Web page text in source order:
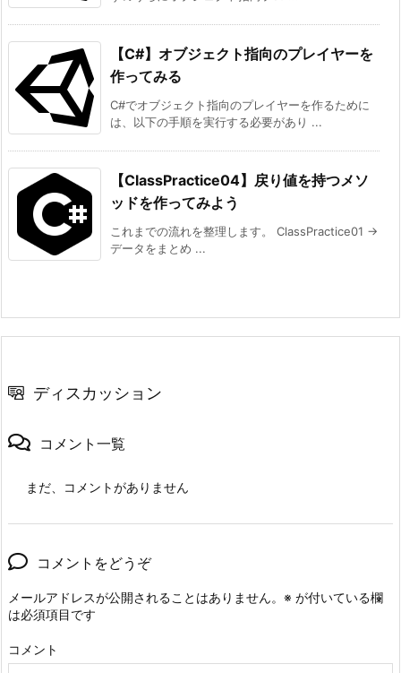
【C#】オブジェクト指向のプレイヤーを
作ってみる
C#でオブジェクト指向のプレイヤーを作るために
は、以下の手順を実行する必要があり ...
【ClassPractice04】戻り値を持つメソ
ッドを作ってみよう
これまでの流れを整理します。 ClassPractice01 →
データをまとめ ...
ディスカッション
コメント一覧
まだ、コメントがありません
コメントをどうぞ
メールアドレスが公開されることはありません。 ※ が付いている欄
は必須項目です
コメント